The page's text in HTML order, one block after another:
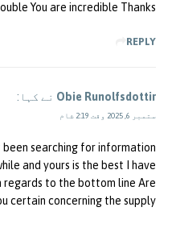
You are incredible Thanks
REPLY
Obie Runolfsdottir نے کہا:
ستمبر 6, 2025 وقت 2:19 شام
been searching for information
and yours is the best I have
regards to the bottom line Are
certain concerning the supply